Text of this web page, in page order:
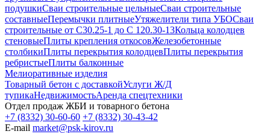
подушкиСваи строительные цельныеСваи строительные
составныеПеремычки плитныеУтяжелители типа УБОСваи
строительные от С30.25-1 до С 120.30-13Кольца колодцев
стеновыеПлиты крепления откосовЖелезобетонные
столбикиПлиты перекрытия колодцевПлиты перекрытия
ребристыеПлиты балконные
Мелиоративные изделия
Товарный бетон с доставкойУслуги Ж/Д
тупикаНедвижимостьАренда спецтехники
Отдел продаж ЖБИ и товарного бетона
+7 (8332) 30-60-60 +7 (8332) 30-43-42
E-mail market@psk-kirov.ru